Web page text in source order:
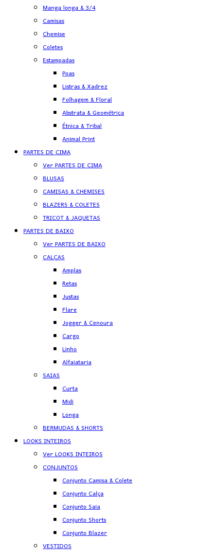
Manga longa & 3/4
Camisas
Chemise
Coletes
Estampadas
Poas
Listras & Xadrez
Folhagem & Floral
Abstrata & Geométrica
Étnica & Tribal
Animal Print
PARTES DE CIMA
Ver PARTES DE CIMA
BLUSAS
CAMISAS & CHEMISES
BLAZERS & COLETES
TRICOT & JAQUETAS
PARTES DE BAIXO
Ver PARTES DE BAIXO
CALÇAS
Amplas
Retas
Justas
Flare
Jogger & Cenoura
Cargo
Linho
Alfaiataria
SAIAS
Curta
Midi
Longa
BERMUDAS & SHORTS
LOOKS INTEIROS
Ver LOOKS INTEIROS
CONJUNTOS
Conjunto Camisa & Colete
Conjunto Calça
Conjunto Saia
Conjunto Shorts
Conjunto Blazer
VESTIDOS